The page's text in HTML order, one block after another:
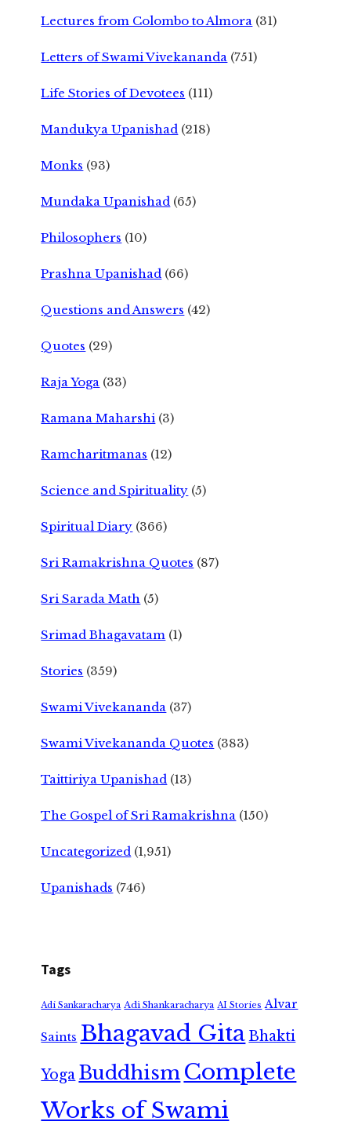
Lectures from Colombo to Almora (31)
Letters of Swami Vivekananda (751)
Life Stories of Devotees (111)
Mandukya Upanishad (218)
Monks (93)
Mundaka Upanishad (65)
Philosophers (10)
Prashna Upanishad (66)
Questions and Answers (42)
Quotes (29)
Raja Yoga (33)
Ramana Maharshi (3)
Ramcharitmanas (12)
Science and Spirituality (5)
Spiritual Diary (366)
Sri Ramakrishna Quotes (87)
Sri Sarada Math (5)
Srimad Bhagavatam (1)
Stories (359)
Swami Vivekananda (37)
Swami Vivekananda Quotes (383)
Taittiriya Upanishad (13)
The Gospel of Sri Ramakrishna (150)
Uncategorized (1,951)
Upanishads (746)
Tags
Adi Sankaracharya Adi Shankaracharya AI Stories Alvar
Saints Bhagavad GitaBhakti
Yoga Buddhism Complete
Works of Swami